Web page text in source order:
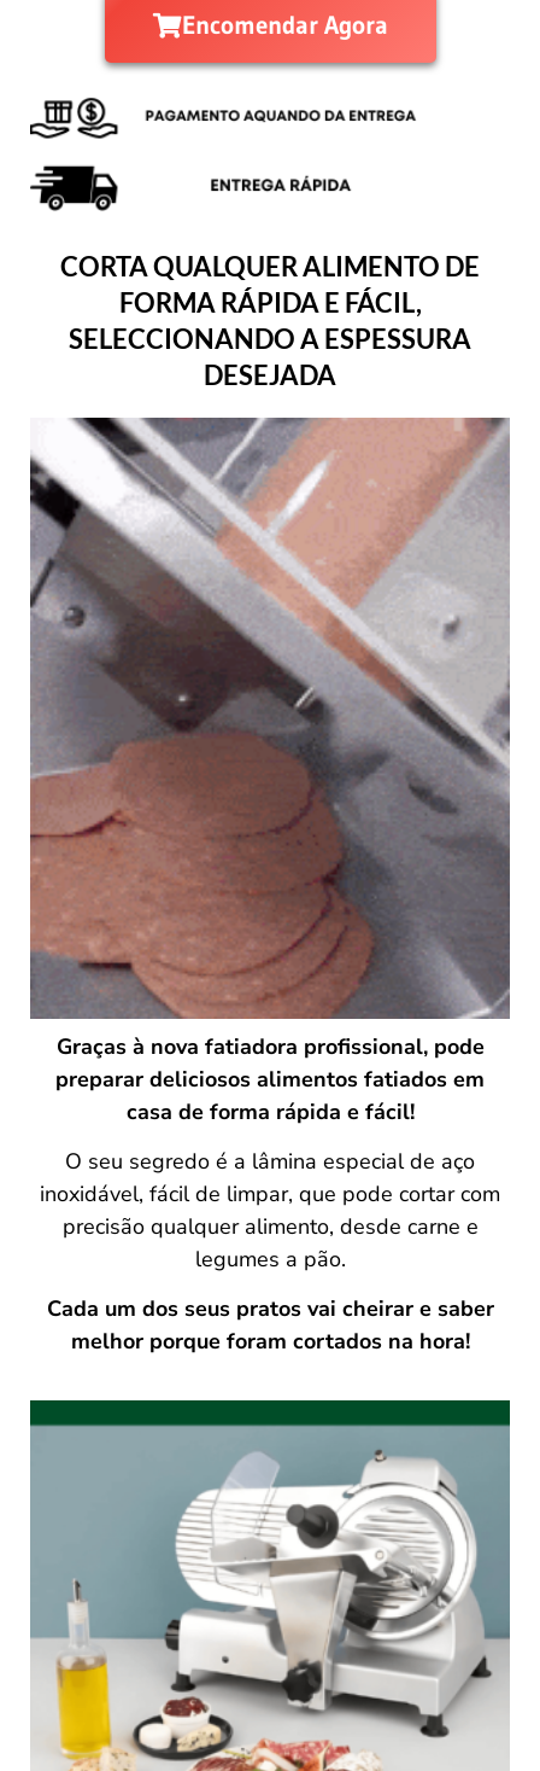
Encomendar Agora
CORTA QUALQUER ALIMENTO DE
FORMA RÁPIDA E FÁCIL,
SELECCIONANDO A ESPESSURA
DESEJADA
Graças à nova fatiadora profissional, pode
preparar deliciosos alimentos fatiados em
casa de forma rápida e fácil!
O seu segredo é a lâmina especial de aço
inoxidável, fácil de limpar, que pode cortar com
precisão qualquer alimento, desde carne e
legumes a pão.
Cada um dos seus pratos vai cheirar e saber
melhor porque foram cortados na hora!